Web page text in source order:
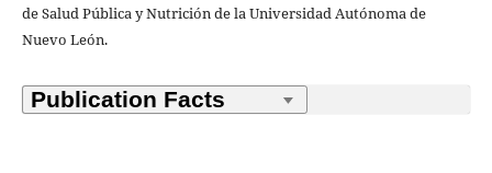
de Salud Pública y Nutrición de la Universidad Autónoma de
Nuevo León.